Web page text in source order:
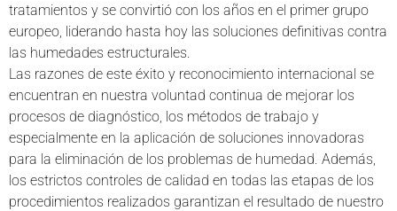
tratamientos y se convirtió con los años en el primer grupo
europeo, liderando hasta hoy las soluciones definitivas contra
las humedades estructurales.
Las razones de este éxito y reconocimiento internacional se
encuentran en nuestra voluntad continua de mejorar los
procesos de diagnóstico, los métodos de trabajo y
especialmente en la aplicación de soluciones innovadoras
para la eliminación de los problemas de humedad. Además,
los estrictos controles de calidad en todas las etapas de los
procedimientos realizados garantizan el resultado de nuestro